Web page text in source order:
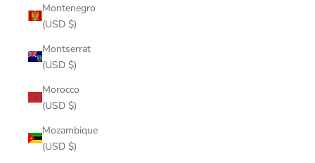
Montenegro
(USD $)
Montserrat
(USD $)
Morocco
(USD $)
Mozambique
(USD $)